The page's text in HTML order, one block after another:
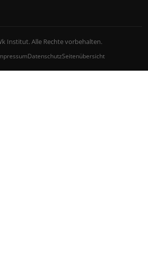
Institut. Alle Rechte vorbehalten.
DatenschutzSeitenübersicht